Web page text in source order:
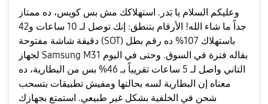
وعليكم السلام يا بَدر. استهلاكك مش بس كويس، ده ممتاز
جداً ما شاء الله! الأرقام بتنطق: إنك توصل لـ 10 ساعات و42
دقيقة شاشة مفتوحة (SOT) باستهلاك 107% ده رقم بطل
لجهاز Samsung M31 بقاله فترة في السوق. وحتى في اليوم
التاني واصل لـ 5 ساعات تقريباً بـ 46% بس من البطارية، ده
معناه إن البطارية لسه بحالتها ومفيش تطبيقات بتسحب
شحن في الخلفية بشكل غير طبيعي. استمتع بجهازك